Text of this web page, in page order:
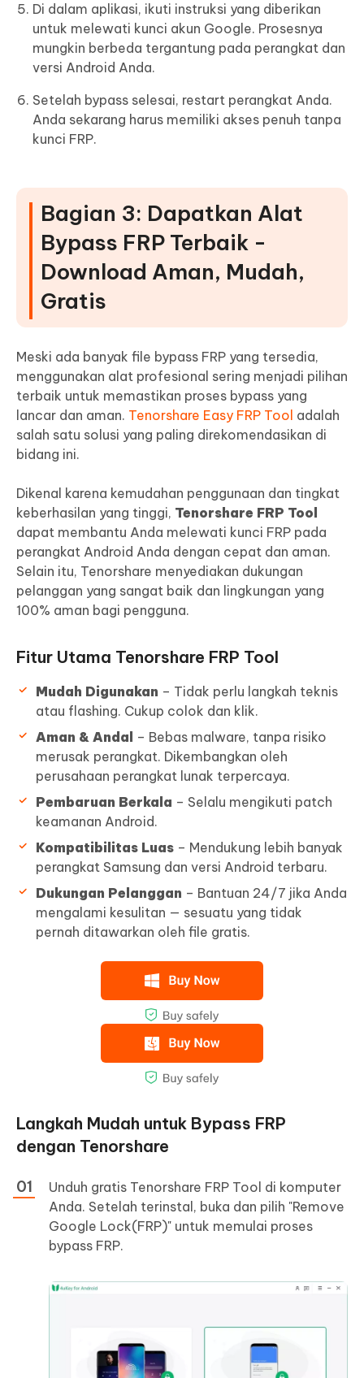
Di dalam aplikasi, ikuti instruksi yang diberikan
untuk melewati kunci akun Google. Prosesnya
mungkin berbeda tergantung pada perangkat dan
versi Android Anda.
Setelah bypass selesai, restart perangkat Anda.
Anda sekarang harus memiliki akses penuh tanpa
kunci FRP.
Bagian 3: Dapatkan Alat
Bypass FRP Terbaik -
Download Aman, Mudah,
Gratis
Meski ada banyak file bypass FRP yang tersedia,
menggunakan alat profesional sering menjadi pilihan
terbaik untuk memastikan proses bypass yang
lancar dan aman. Tenorshare Easy FRP Tool adalah
salah satu solusi yang paling direkomendasikan di
bidang ini.
Dikenal karena kemudahan penggunaan dan tingkat
keberhasilan yang tinggi, Tenorshare FRP Tool
dapat membantu Anda melewati kunci FRP pada
perangkat Android Anda dengan cepat dan aman.
Selain itu, Tenorshare menyediakan dukungan
pelanggan yang sangat baik dan lingkungan yang
100% aman bagi pengguna.
Fitur Utama Tenorshare FRP Tool
Mudah Digunakan – Tidak perlu langkah teknis
atau flashing. Cukup colok dan klik.
Aman & Andal – Bebas malware, tanpa risiko
merusak perangkat. Dikembangkan oleh
perusahaan perangkat lunak terpercaya.
Pembaruan Berkala – Selalu mengikuti patch
keamanan Android.
Kompatibilitas Luas – Mendukung lebih banyak
perangkat Samsung dan versi Android terbaru.
Dukungan Pelanggan – Bantuan 24/7 jika Anda
mengalami kesulitan — sesuatu yang tidak
pernah ditawarkan oleh file gratis.
Langkah Mudah untuk Bypass FRP
dengan Tenorshare
Unduh gratis Tenorshare FRP Tool di komputer
Anda. Setelah terinstal, buka dan pilih "Remove
Google Lock(FRP)" untuk memulai proses
bypass FRP.